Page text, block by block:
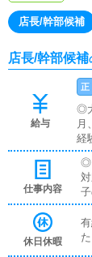
店長/幹部候補
店長/幹部候補
給与
正
◎
月
経
備
仕事内容
◎
休日休暇